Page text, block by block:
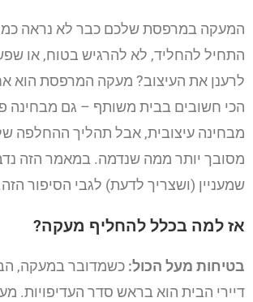
המעקה במרפסת שלכם כבר לא נראה כמו
התחיל להחליד, לא להרגיש בטוח, או
לרענן את העיצוב? מעקה המרפסת הוא
הכי חשובים בבית משותף – גם מבחינה
מבחינה עיצובית, אבל תהליך ההחלפה
מסובך יותר ממה שנדמה. במאמר הזה
שמעניין (ושצריך לדעת) לגבי הסיפור
אז למה בכלל להחליף מעקה?
בטיחות מעל הכול: כשמדובר במעקה,
דיירי הבית הוא בראש סדר העדיפויות.